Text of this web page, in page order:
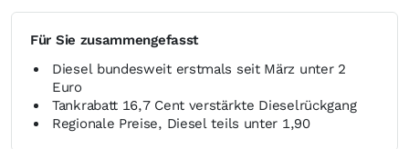
Für Sie zusammengefasst
Diesel bundesweit erstmals seit März unter 2
Euro
Tankrabatt 16,7 Cent verstärkte Dieselrückgang
Regionale Preise, Diesel teils unter 1,90